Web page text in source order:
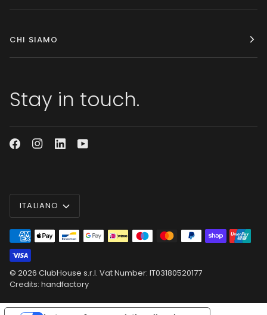
CHI SIAMO
Stay in touch.
Lingua
ITALIANO
© 2026 ClubHouse s.r.l. Vat Number: IT03180520177
Credits: handfactory